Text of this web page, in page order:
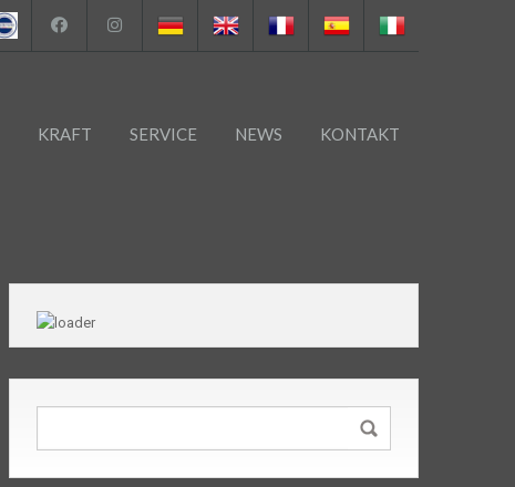
KRAFT SERVICE NEWS KONTAKT